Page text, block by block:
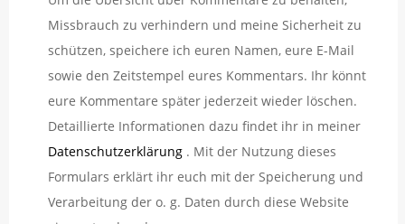
Missbrauch zu verhindern und meine Sicherheit zu
schützen, speichere ich euren Namen, eure E-Mail
sowie den Zeitstempel eures Kommentars. Ihr könnt
eure Kommentare später jederzeit wieder löschen.
Detaillierte Informationen dazu findet ihr in meiner
Datenschutzerklärung . Mit der Nutzung dieses
Formulars erklärt ihr euch mit der Speicherung und
Verarbeitung der o. g. Daten durch diese Website